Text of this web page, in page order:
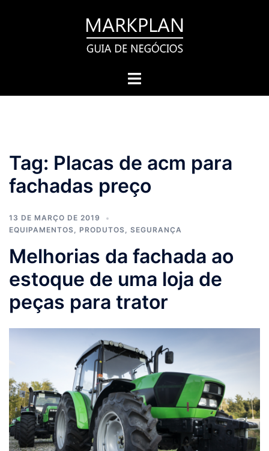
Toggle
Tag: Placas de acm para
fachadas preço
13 DE MARÇO DE 2019
EQUIPAMENTOS, PRODUTOS, SEGURANÇA
Melhorias da fachada ao
estoque de uma loja de
peças para trator